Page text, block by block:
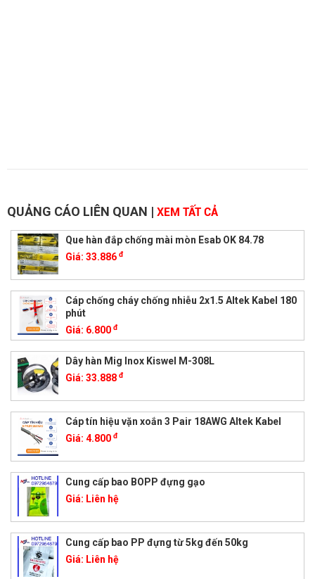
QUẢNG CÁO LIÊN QUAN | XEM TẤT CẢ
Que hàn đắp chống mài mòn Esab OK 84.78
Giá: 33.886 đ
Cáp chống cháy chống nhiễu 2x1.5 Altek Kabel 180
phút
Giá: 6.800 đ
Dây hàn Mig Inox Kiswel M-308L
Giá: 33.888 đ
Cáp tín hiệu vặn xoắn 3 Pair 18AWG Altek Kabel
Giá: 4.800 đ
Cung cấp bao BOPP đựng gạo
Giá: Liên hệ
Cung cấp bao PP đựng từ 5kg đến 50kg
Giá: Liên hệ